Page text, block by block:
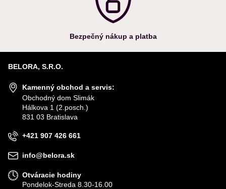
Bezpečný nákup a platba
BELORA, S.R.O.
Kamenný obchod a servis:
Obchodný dom Slimák
Hálkova 1 (2.posch.)
831 03 Bratislava
+421 907 426 661
info@belora.sk
Otváracie hodiny
Pondelok-Streda 8.30-16.00